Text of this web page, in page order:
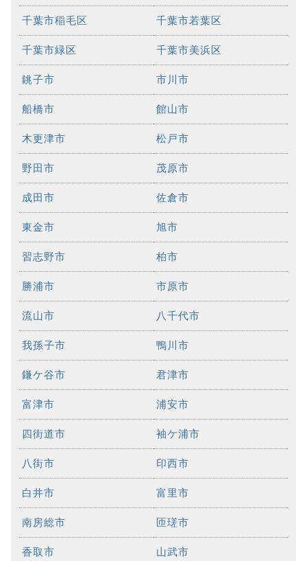
千葉市稲毛区 千葉市若葉区
千葉市緑区 千葉市美浜区
銚子市 市川市
船橋市 館山市
木更津市 松戸市
野田市 茂原市
成田市 佐倉市
東金市 旭市
習志野市 柏市
勝浦市 市原市
流山市 八千代市
我孫子市 鴨川市
鎌ケ谷市 君津市
富津市 浦安市
四街道市 袖ケ浦市
八街市 印西市
白井市 富里市
南房総市 匝瑳市
香取市 山武市